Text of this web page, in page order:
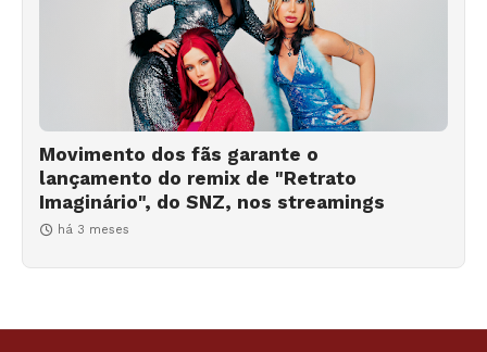
Movimento dos fãs garante o
lançamento do remix de "Retrato
Imaginário", do SNZ, nos streamings
há 3 meses